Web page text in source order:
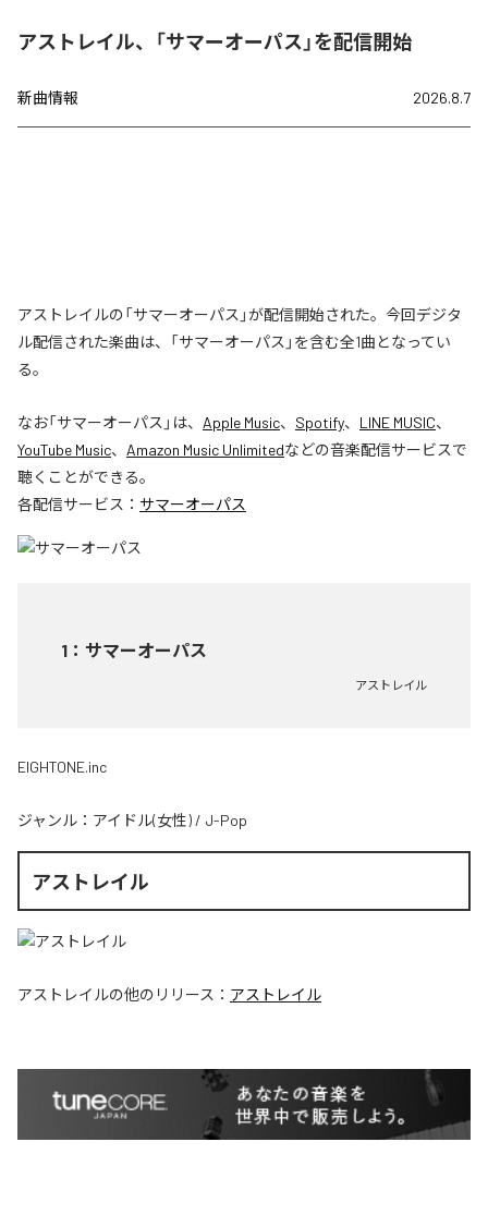
アストレイル、「サマーオーパス」を配信開始
新曲情報 2026.8.7
アストレイルの「サマーオーパス」が配信開始された。今回デジタ
ル配信された楽曲は、「サマーオーパス」を含む全1曲となってい
る。
なお「サマーオーパス 」は、 Apple Music、 Spotify、 LINE MUSIC、
YouTube Music、 Amazon Music Unlimitedなどの音楽配信サービスで
聴くことができる。
各配信サービス： サマーオーパス
1 ： サマーオーパス
アストレイル
EIGHTONE.inc
ジャンル： アイドル(女性) / J-Pop
アストレイル
アストレイルの他のリリース： アストレイル